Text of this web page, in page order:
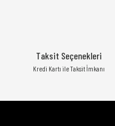
Taksit Seçenekleri
Kredi Kartı ile Taksit İmkanı